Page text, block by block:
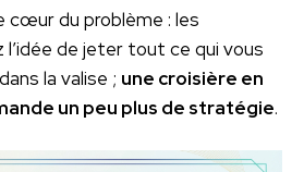
cœur du problème : les
de jeter tout ce qui vous
la valise ; une croisière en
un peu plus de stratégie.